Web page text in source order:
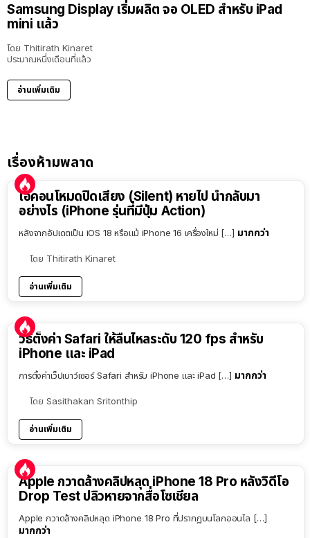
Samsung Display เริ่มผลิต จอ OLED สำหรับ iPad
mini แล้ว
โดย Thitirath Kinaret
ประมาณหนึ่งเดือนที่แล้ว
อ่านเพิ่มเติม
เรื่องห้ามพลาด
ไอคอนโหมดปิดเสียง (Silent) หายไป นำกลับมา
อย่างไร (iPhone รุ่นที่มีปุ่ม Action)
หลังจากอัปเดตเป็น iOS 18 หรือแม้ iPhone 16 เครื่องใหม่ […] มากกว่า
โดย Thitirath Kinaret
อ่านเพิ่มเติม
วิธีตั้งค่า Safari ให้ลื่นไหลระดับ 120 fps สำหรับ
iPhone และ iPad
การตั้งค่าเว็ปเบาว์เซอร์ Safari สำหรับ iPhone และ iPad […] มากกว่า
โดย Sasithakan Sritonthip
อ่านเพิ่มเติม
Apple กวาดล้างคลิปหลุด iPhone 18 Pro หลังวิดีโอ
Drop Test ปลิวหายจากสื่อโซเชียล
Apple กวาดล้างคลิปหลุด iPhone 18 Pro ที่ปรากฏบนโลกออนไล […]
มากกว่า